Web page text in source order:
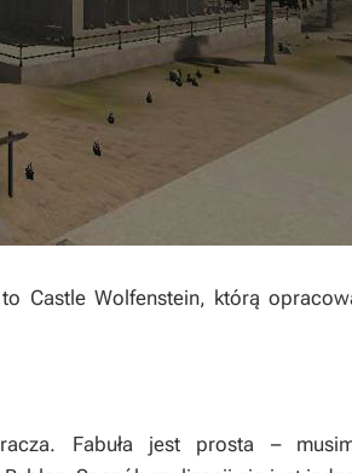
Castle Wolfenstein, którą
Fabuła jest prosta –